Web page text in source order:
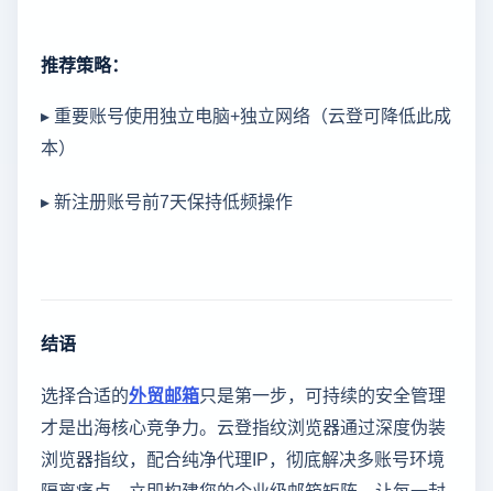
推荐策略：
▸ 重要账号使用独立电脑+独立网络（云登可降低此成
本）
▸ 新注册账号前7天保持低频操作
结语
选择合适的外贸邮箱只是第一步，可持续的安全管理
才是出海核心竞争力。云登指纹浏览器通过深度伪装
浏览器指纹，配合纯净代理IP，彻底解决多账号环境